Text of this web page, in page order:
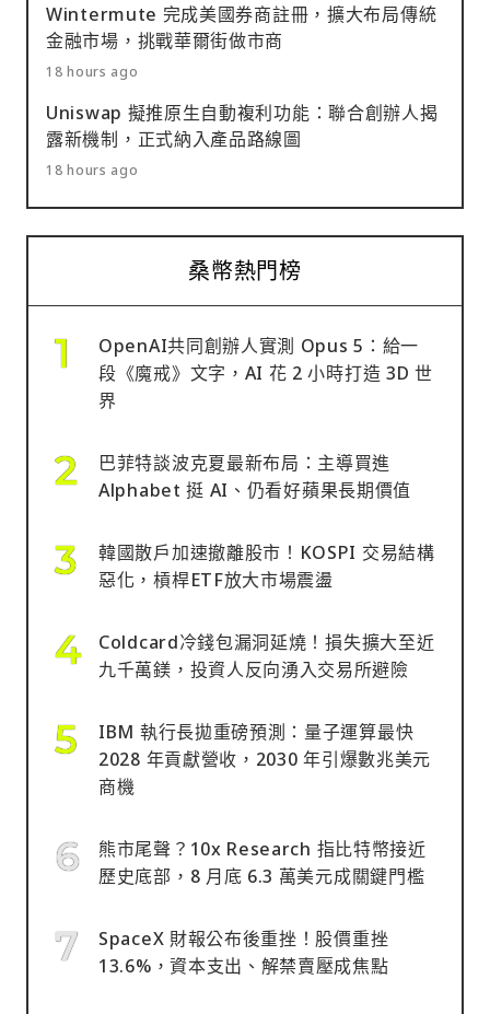
Wintermute 完成美國券商註冊，擴大布局傳統
金融市場，挑戰華爾街做市商
18 hours ago
Uniswap 擬推原生自動複利功能：聯合創辦人揭
露新機制，正式納入產品路線圖
18 hours ago
桑幣熱門榜
OpenAI共同創辦人實測 Opus 5：給一
段《魔戒》文字，AI 花 2 小時打造 3D 世
界
巴菲特談波克夏最新布局：主導買進
Alphabet 挺 AI、仍看好蘋果長期價值
韓國散戶加速撤離股市！KOSPI 交易結構
惡化，槓桿ETF放大市場震盪
Coldcard冷錢包漏洞延燒！損失擴大至近
九千萬鎂，投資人反向湧入交易所避險
IBM 執行長拋重磅預測：量子運算最快
2028 年貢獻營收，2030 年引爆數兆美元
商機
熊市尾聲？10x Research 指比特幣接近
歷史底部，8 月底 6.3 萬美元成關鍵門檻
SpaceX 財報公布後重挫！股價重挫
13.6%，資本支出、解禁賣壓成焦點